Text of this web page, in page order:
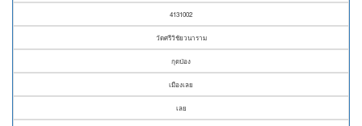
4131002
วัดศรีวิชัยวนาราม
กุดป่อง
เมืองเลย
เลย